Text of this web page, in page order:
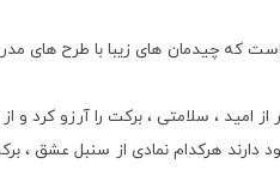
که چیدمان های زیبا با طرح های
امید ، سلامتی ، برکت را آرزو کرد و
نمادی از سنبل عشق ،